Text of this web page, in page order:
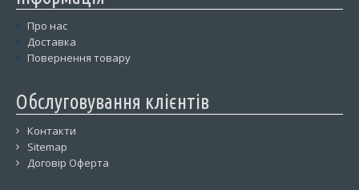
Про нас
Доставка
Повернення товару
Обслуговування клієнтів
Контакти
Sitemap
Договір Оферта